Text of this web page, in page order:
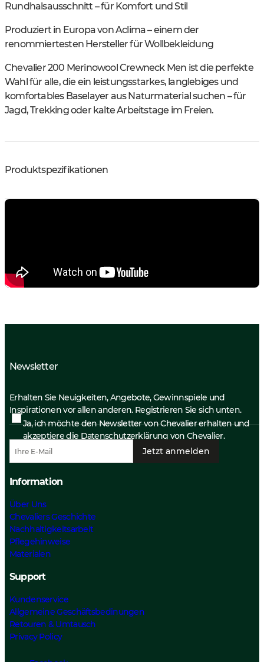
Rundhalsausschnitt – für Komfort und Stil
Produziert in Europa von Aclima – einem der
renommiertesten Hersteller für Wollbekleidung
Chevalier 200 Merinowool Crewneck Men ist die perfekte
Wahl für alle, die ein leistungsstarkes, langlebiges und
komfortables Baselayer aus Naturmaterial suchen – für
Jagd, Trekking oder kalte Arbeitstage im Freien.
Produktspezifikationen
Newsletter
Erhalten Sie Neuigkeiten, Angebote, Gewinnspiele und
Inspirationen vor allen anderen. Registrieren Sie sich unten.
Ja, ich möchte den Newsletter von Chevalier erhalten und
akzeptiere die Datenschutzerklärung von Chevalier.
Jetzt anmelden
Information
Über Uns
Chevaliers Geschichte
Nachhaltigkeitsarbeit
Pflegehinweise
Materialen
Support
Kundenservice
Allgemeine Geschäftsbedinungen
Retouren & Umtausch
Privacy Policy